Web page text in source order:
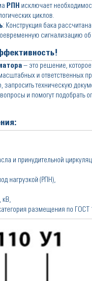
РПН исключает
циклов.
: Конструкция бака
сигнализацию
– это решение,
и ответственных
техническую
и помогут
и принудительной
нагрузкой (РПН),
кВ,
размещения по ГОСТ